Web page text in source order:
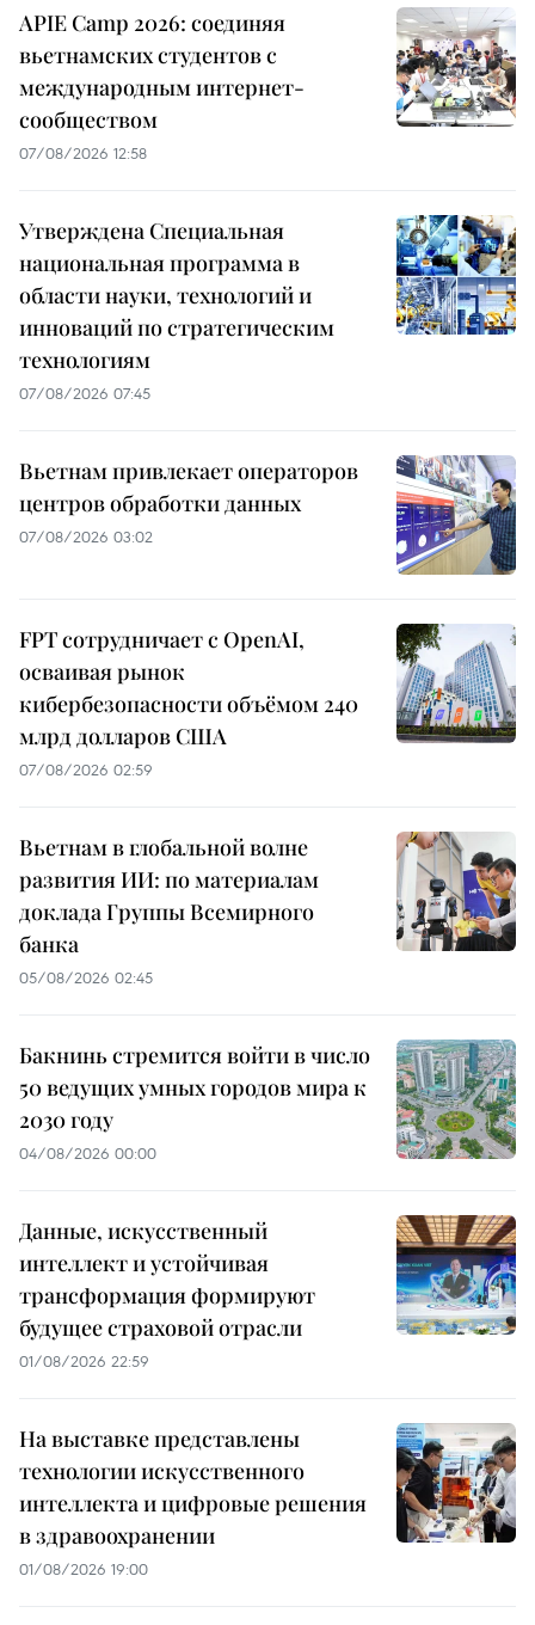
APIE Camp 2026: соединяя
вьетнамских студентов с
международным интернет-
сообществом
07/08/2026 12:58
Утверждена Специальная
национальная программа в
области науки, технологий и
инноваций по стратегическим
технологиям
07/08/2026 07:45
Вьетнам привлекает операторов
центров обработки данных
07/08/2026 03:02
FPT сотрудничает с OpenAI,
осваивая рынок
кибербезопасности объёмом 240
млрд долларов США
07/08/2026 02:59
Вьетнам в глобальной волне
развития ИИ: по материалам
доклада Группы Всемирного
банка
05/08/2026 02:45
Бакнинь стремится войти в число
50 ведущих умных городов мира к
2030 году
04/08/2026 00:00
Данные, искусственный
интеллект и устойчивая
трансформация формируют
будущее страховой отрасли
01/08/2026 22:59
На выставке представлены
технологии искусственного
интеллекта и цифровые решения
в здравоохранении
01/08/2026 19:00